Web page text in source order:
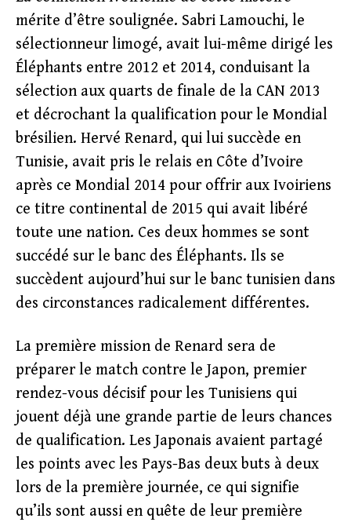
mérite d’être soulignée. Sabri Lamouchi, le
sélectionneur limogé, avait lui-même dirigé les
Éléphants entre 2012 et 2014, conduisant la
sélection aux quarts de finale de la CAN 2013
et décrochant la qualification pour le Mondial
brésilien. Hervé Renard, qui lui succède en
Tunisie, avait pris le relais en Côte d’Ivoire
après ce Mondial 2014 pour offrir aux Ivoiriens
ce titre continental de 2015 qui avait libéré
toute une nation. Ces deux hommes se sont
succédé sur le banc des Éléphants. Ils se
succèdent aujourd’hui sur le banc tunisien dans
des circonstances radicalement différentes.
La première mission de Renard sera de
préparer le match contre le Japon, premier
rendez-vous décisif pour les Tunisiens qui
jouent déjà une grande partie de leurs chances
de qualification. Les Japonais avaient partagé
les points avec les Pays-Bas deux buts à deux
lors de la première journée, ce qui signifie
qu’ils sont aussi en quête de leur première